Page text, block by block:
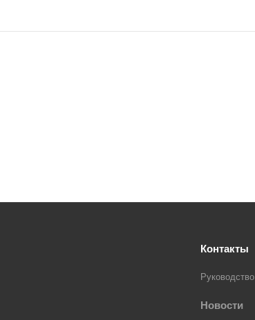
Контакты
Руководство
Новости